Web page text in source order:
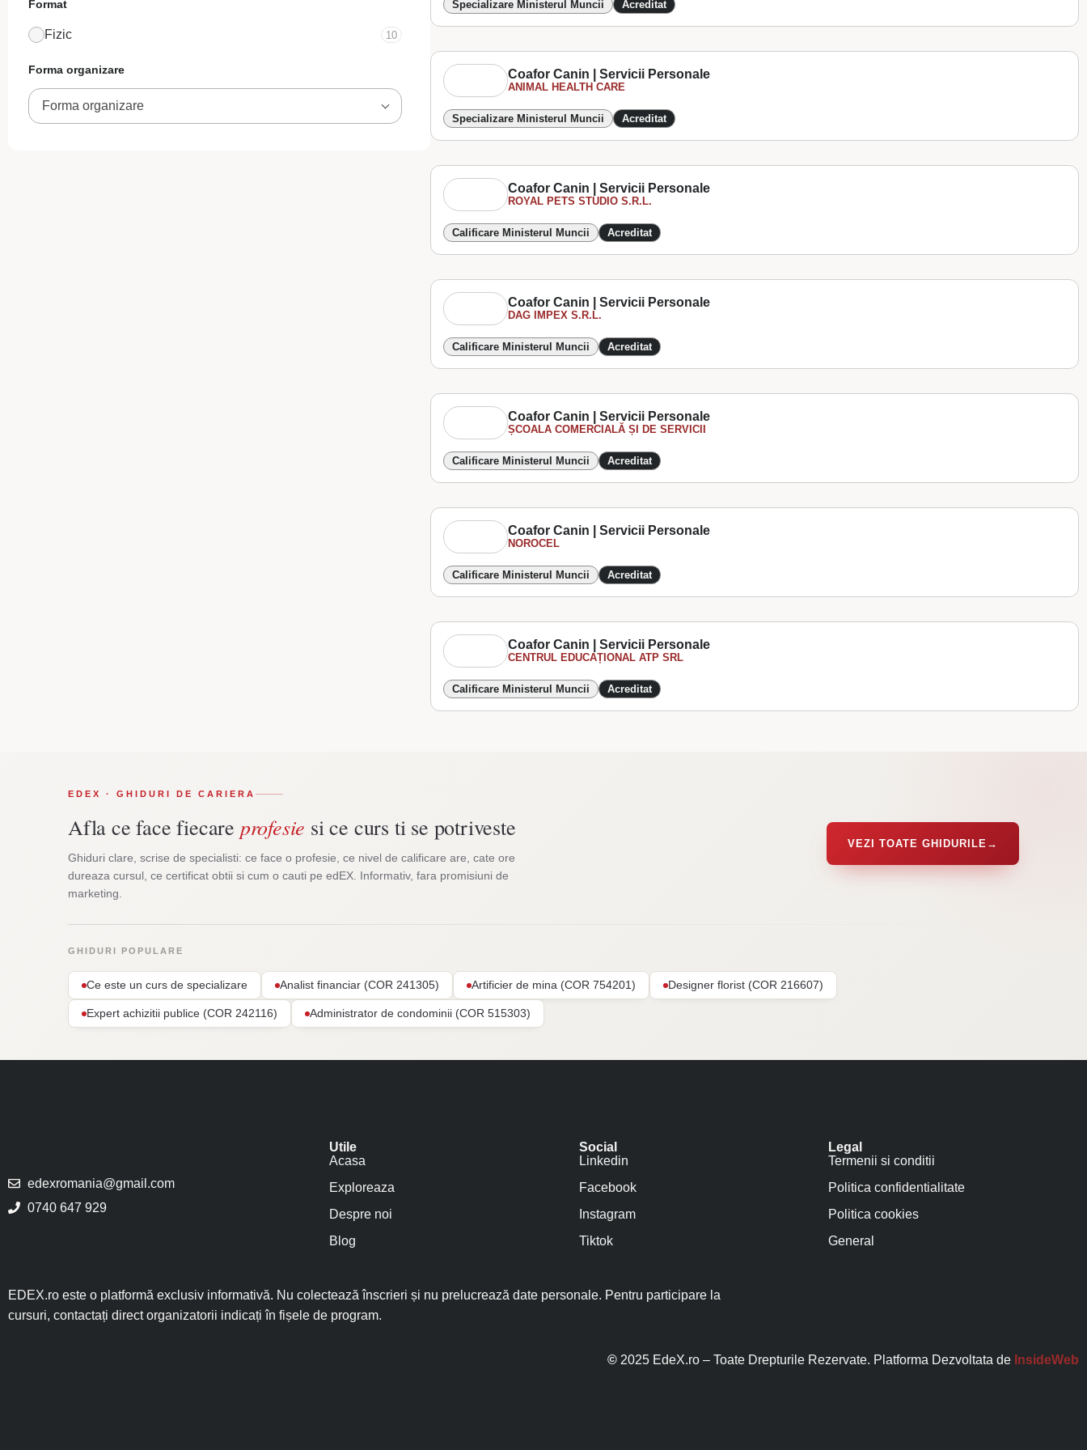
Format
Fizic 10
Forma organizare
Forma organizare
Specializare Ministerul Muncii Acreditat
Coafor Canin | Servicii Personale
ANIMAL HEALTH CARE
Specializare Ministerul Muncii Acreditat
Coafor Canin | Servicii Personale
ROYAL PETS STUDIO S.R.L.
Calificare Ministerul Muncii Acreditat
Coafor Canin | Servicii Personale
DAG IMPEX S.R.L.
Calificare Ministerul Muncii Acreditat
Coafor Canin | Servicii Personale
ȘCOALA COMERCIALĂ ȘI DE SERVICII
Calificare Ministerul Muncii Acreditat
Coafor Canin | Servicii Personale
NOROCEL
Calificare Ministerul Muncii Acreditat
Coafor Canin | Servicii Personale
CENTRUL EDUCAȚIONAL ATP SRL
Calificare Ministerul Muncii Acreditat
EDEX · GHIDURI DE CARIERA
Afla ce face fiecare profesie si ce curs ti se potriveste
Ghiduri clare, scrise de specialisti: ce face o profesie, ce nivel de calificare are, cate ore
dureaza cursul, ce certificat obtii si cum o cauti pe edEX. Informativ, fara promisiuni de
marketing.
VEZI TOATE GHIDURILE →
GHIDURI POPULARE
Ce este un curs de specializare Analist financiar (COR 241305) Artificier de mina (COR 754201) Designer florist (COR 216607)
Expert achizitii publice (COR 242116) Administrator de condominii (COR 515303)
edexromania@gmail.com
0740 647 929
Utile
Acasa
Exploreaza
Despre noi
Blog
Social
Linkedin
Facebook
Instagram
Tiktok
Legal
Termenii si conditii
Politica confidentialitate
Politica cookies
General
EDEX.ro este o platformă exclusiv informativă. Nu colectează înscrieri și nu prelucrează date personale. Pentru participare la
cursuri, contactați direct organizatorii indicați în fișele de program.
© 2025 EdeX.ro – Toate Drepturile Rezervate. Platforma Dezvoltata de InsideWeb